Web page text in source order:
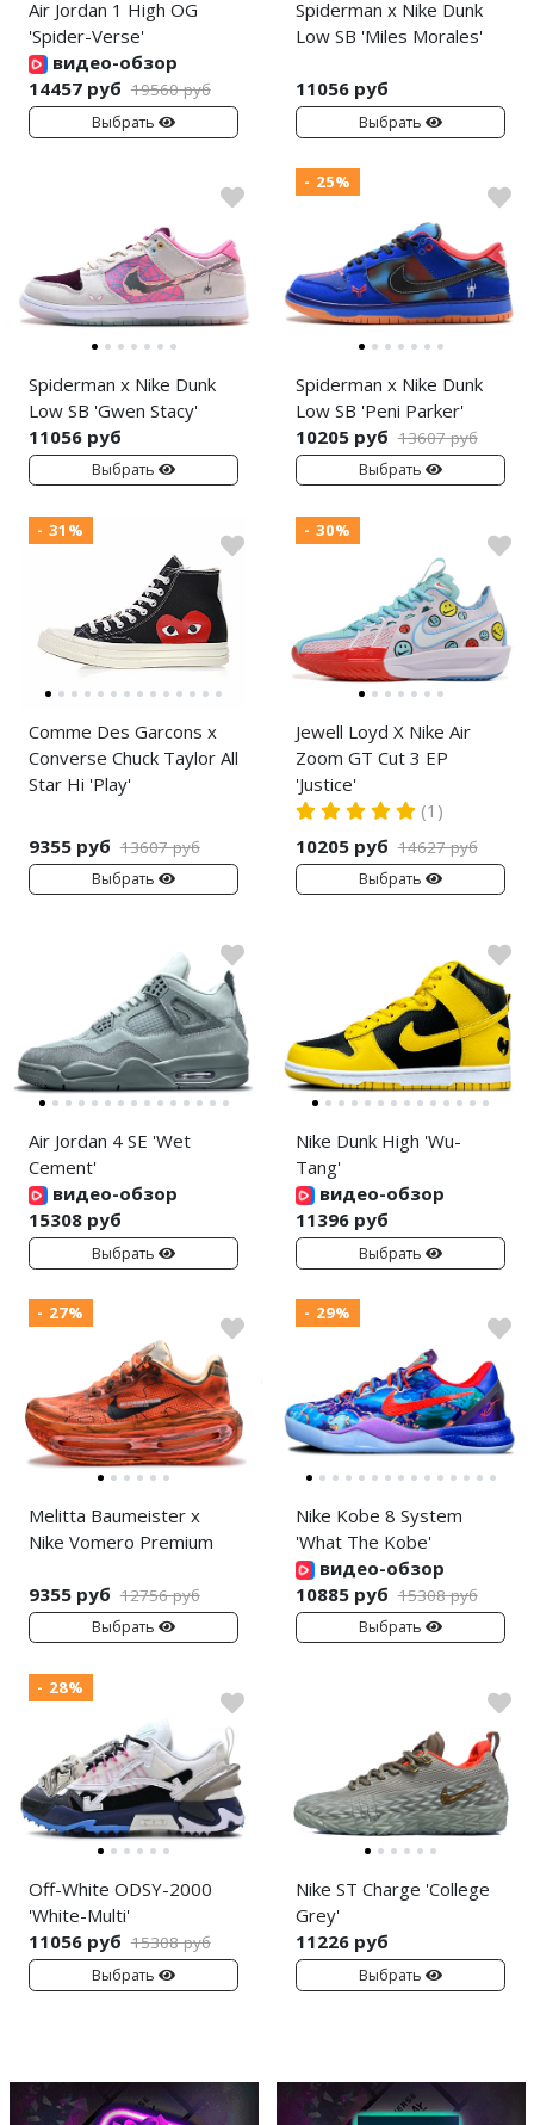
Air Jordan 1 High OG
'Spider-Verse'
видео-обзор
14457 руб 19560 руб
Выбрать
Spiderman x Nike Dunk
Low SB 'Miles Morales'
11056 руб
Выбрать
Spiderman x Nike Dunk
Low SB 'Gwen Stacy'
11056 руб
Выбрать
- 25%
Spiderman x Nike Dunk
Low SB 'Peni Parker'
10205 руб 13607 руб
Выбрать
- 31%
Comme Des Garcons x
Converse Chuck Taylor All
Star Hi 'Play'
9355 руб 13607 руб
Выбрать
- 30%
Jewell Loyd X Nike Air
Zoom GT Cut 3 EP
'Justice'
(1)
10205 руб 14627 руб
Выбрать
Air Jordan 4 SE 'Wet
Cement'
видео-обзор
15308 руб
Выбрать
Nike Dunk High 'Wu-
Tang'
видео-обзор
11396 руб
Выбрать
- 27%
Melitta Baumeister x
Nike Vomero Premium
9355 руб 12756 руб
Выбрать
- 29%
Nike Kobe 8 System
'What The Kobe'
видео-обзор
10885 руб 15308 руб
Выбрать
- 28%
Off-White ODSY-2000
'White-Multi'
11056 руб 15308 руб
Выбрать
Nike ST Charge 'College
Grey'
11226 руб
Выбрать